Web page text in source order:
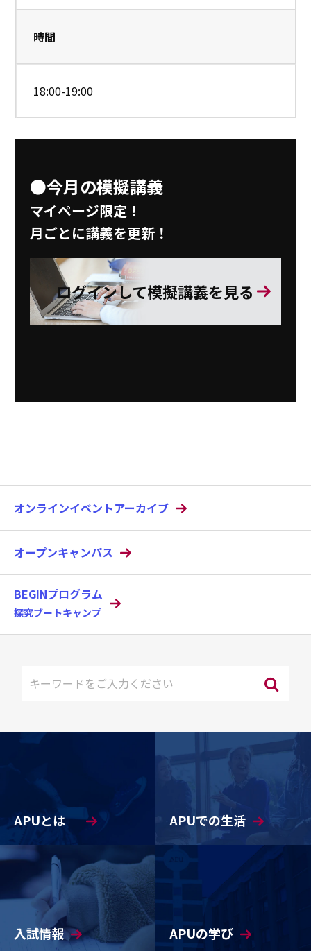
時間
18:00-19:00
●今月の模擬講義
マイページ限定！
月ごとに講義を更新！
ログインして模擬講義を見る
オンラインイベントアーカイブ
オープンキャンパス
BEGINプログラム
探究ブートキャンプ
APUとは APUでの生活
入試情報 APUの学び